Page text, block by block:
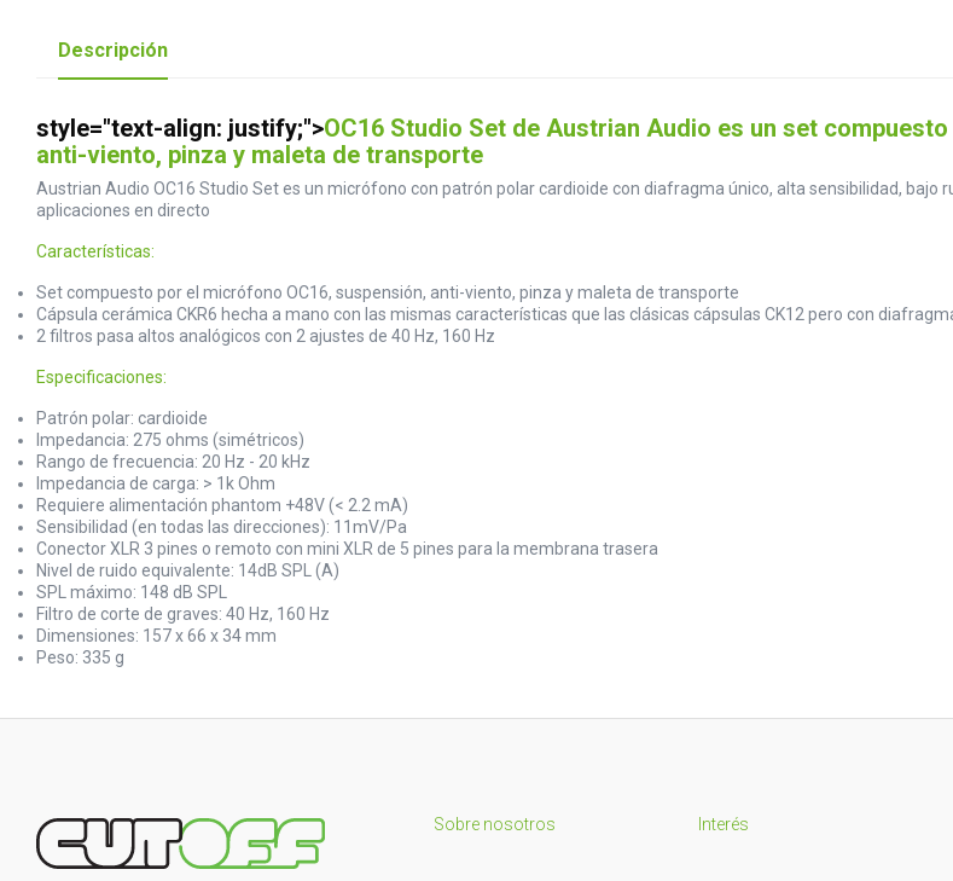
Descripción
style="text-align: justify;">OC16 Studio Set de Austrian Audio es un set
anti-viento, pinza y maleta de transporte
Austrian Audio OC16 Studio Set es un micrófono con patrón polar cardioide con diafragma único, alta sensibilidad,
aplicaciones en directo
Características:
Set compuesto por el micrófono OC16, suspensión, anti-viento, pinza y maleta de transporte
Cápsula cerámica CKR6 hecha a mano con las mismas características que las clásicas cápsulas CK12 pero con
2 filtros pasa altos analógicos con 2 ajustes de 40 Hz, 160 Hz
Especificaciones:
Patrón polar: cardioide
Impedancia: 275 ohms (simétricos)
Rango de frecuencia: 20 Hz - 20 kHz
Impedancia de carga: > 1k Ohm
Requiere alimentación phantom +48V (< 2.2 mA)
Sensibilidad (en todas las direcciones): 11mV/Pa
Conector XLR 3 pines o remoto con mini XLR de 5 pines para la membrana trasera
Nivel de ruido equivalente: 14dB SPL (A)
SPL máximo: 148 dB SPL
Filtro de corte de graves: 40 Hz, 160 Hz
Dimensiones: 157 x 66 x 34 mm
Peso: 335 g
Sobre nosotros Interés